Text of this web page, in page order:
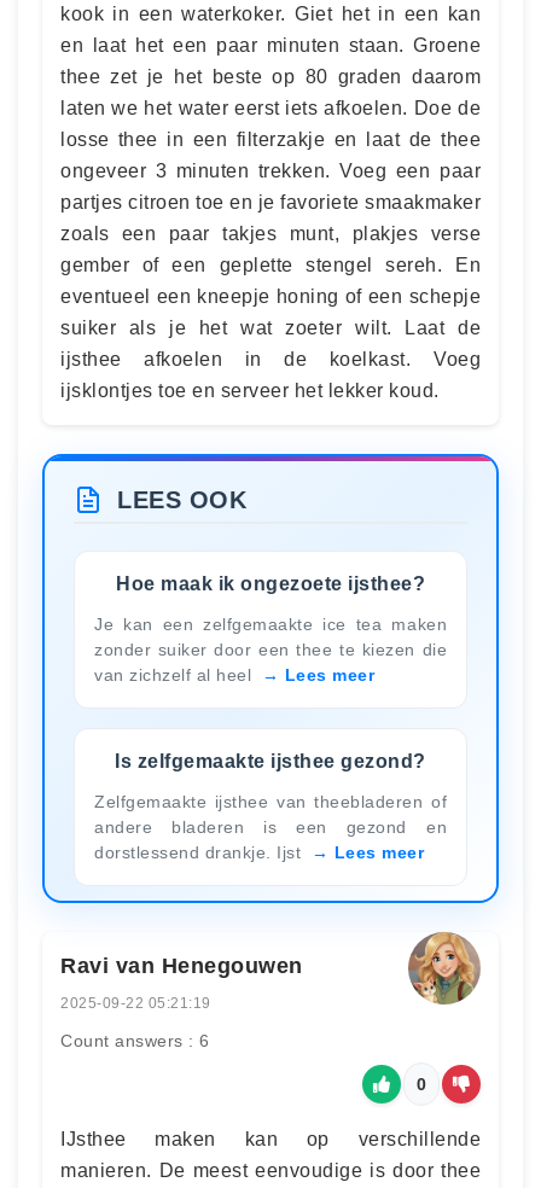
kook in een waterkoker. Giet het in een kan
en laat het een paar minuten staan. Groene
thee zet je het beste op 80 graden daarom
laten we het water eerst iets afkoelen. Doe de
losse thee in een filterzakje en laat de thee
ongeveer 3 minuten trekken. Voeg een paar
partjes citroen toe en je favoriete smaakmaker
zoals een paar takjes munt, plakjes verse
gember of een geplette stengel sereh. En
eventueel een kneepje honing of een schepje
suiker als je het wat zoeter wilt. Laat de
ijsthee afkoelen in de koelkast. Voeg
ijsklontjes toe en serveer het lekker koud.
LEES OOK
Hoe maak ik ongezoete ijsthee?
Je kan een zelfgemaakte ice tea maken
zonder suiker door een thee te kiezen die
van zichzelf al heel
Lees meer
Is zelfgemaakte ijsthee gezond?
Zelfgemaakte ijsthee van theebladeren of
andere bladeren is een gezond en
dorstlessend drankje. Ijst
Lees meer
Ravi van Henegouwen
2025-09-22 05:21:19
Count answers : 6
0
IJsthee maken kan op verschillende
manieren. De meest eenvoudige is door thee